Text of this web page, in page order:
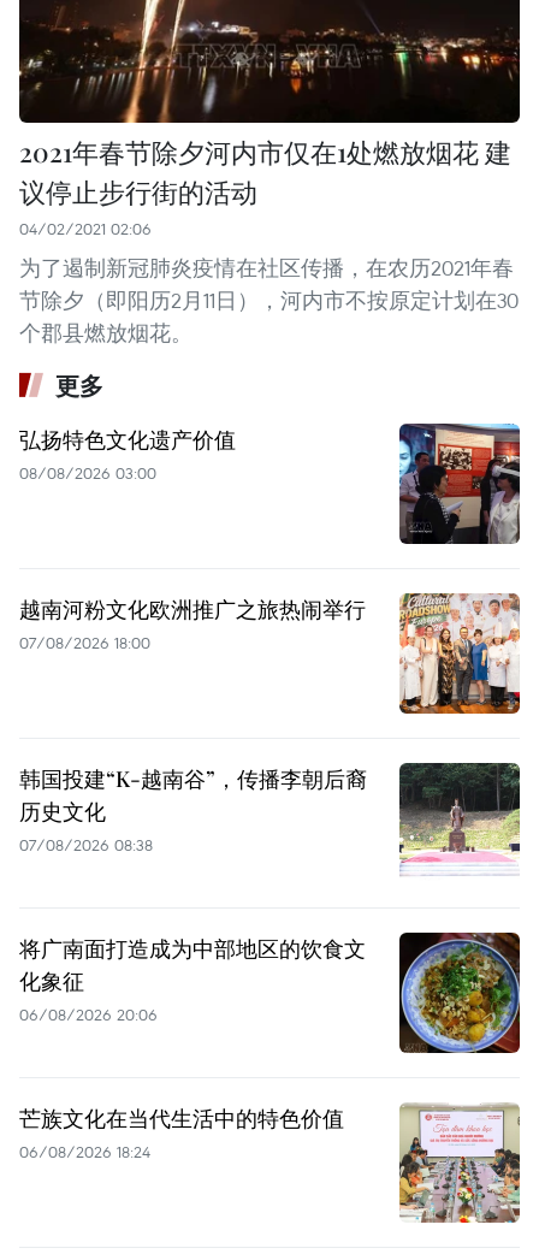
2021年春节除夕河内市仅在1处燃放烟花 建
议停止步行街的活动
04/02/2021 02:06
为了遏制新冠肺炎疫情在社区传播，在农历2021年春
节除夕（即阳历2月11日），河内市不按原定计划在30
个郡县燃放烟花。
更多
弘扬特色文化遗产价值
08/08/2026 03:00
越南河粉文化欧洲推广之旅热闹举行
07/08/2026 18:00
韩国投建“K-越南谷”，传播李朝后裔
历史文化
07/08/2026 08:38
将广南面打造成为中部地区的饮食文
化象征
06/08/2026 20:06
芒族文化在当代生活中的特色价值
06/08/2026 18:24